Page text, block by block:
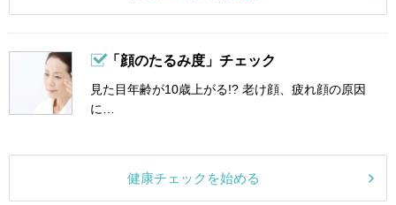
「顔のたるみ度」チェック
見た目年齢が10歳上がる!? 老け顔、疲れ顔の原因
に…
健康チェックを始める